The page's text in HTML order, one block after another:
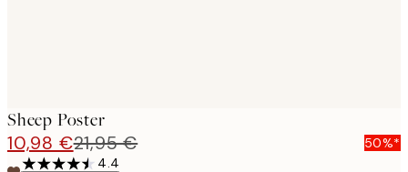
Sheep Poster
10,98 €21,95 €
50%*
4.4